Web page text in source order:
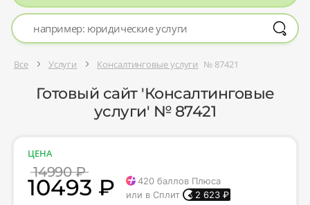
Все Услуги Консалтинговые услуги № 87421
Готовый сайт 'Консалтинговые
услуги' № 87421
ЦЕНА
14990 ₽
10493 ₽ 420 баллов Плюса
или в Сплит
2 623 ₽